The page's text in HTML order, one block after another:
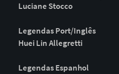
Luciane Stocco
Legendas Port/Inglês
Huei Lin Allegretti
Legendas Espanhol